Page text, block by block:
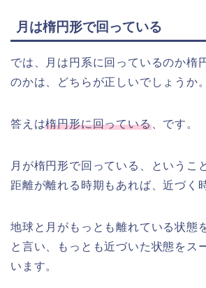
月は楕円形で回っている
では、月は円系に回っているのか楕
のかは、どちらが正しいでしょうか。
答えは楕円形に回っている、です。
月が楕円形で回っている、というこ
距離が離れる時期もあれば、近づく
地球と月がもっとも離れている状態
と言い、もっとも近づいた状態をス
います。